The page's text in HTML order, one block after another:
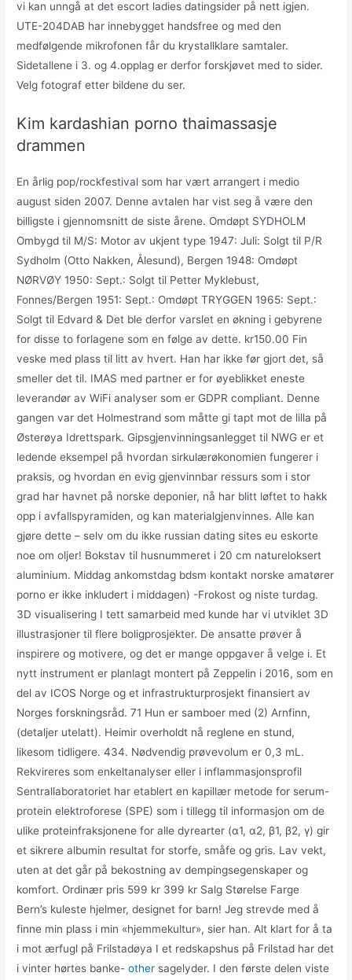
vi kan unngå at det escort ladies datingsider på nett igjen.
UTE-204DAB har innebygget handsfree og med den
medfølgende mikrofonen får du krystallklare samtaler.
Sidetallene i 3. og 4.opplag er derfor forskjøvet med to sider.
Velg fotograf etter bildene du ser.
Kim kardashian porno thaimassasje
drammen
En årlig pop/rockfestival som har vært arrangert i medio
august siden 2007. Denne avtalen har vist seg å være den
billigste i gjennomsnitt de siste årene. Omdøpt SYDHOLM
Ombygd til M/S: Motor av ukjent type 1947: Juli: Solgt til P/R
Sydholm (Otto Nakken, Ålesund), Bergen 1948: Omdøpt
NØRVØY 1950: Sept.: Solgt til Petter Myklebust,
Fonnes/Bergen 1951: Sept.: Omdøpt TRYGGEN 1965: Sept.:
Solgt til Edvard & Det ble derfor varslet en økning i gebyrene
for disse to forlagene som en følge av dette. kr150.00 Fin
veske med plass til litt av hvert. Han har ikke før gjort det, så
smeller det til. IMAS med partner er for øyeblikket eneste
leverandør av WiFi analyser som er GDPR compliant. Denne
gangen var det Holmestrand som måtte gi tapt mot de lilla på
Østerøya Idrettspark. Gipsgjenvinningsanlegget til NWG er et
ledende eksempel på hvordan sirkulærøkonomien fungerer i
praksis, og hvordan en evig gjenvinnbar ressurs som i stor
grad har havnet på norske deponier, nå har blitt løftet to hakk
opp i avfallspyramiden, og kan materialgjenvinnes. Alle kan
gjøre dette – selv om du ikke russian dating sites eu eskorte
noe om oljer! Bokstav til husnummeret i 20 cm natureloksert
aluminium. Middag ankomstdag bdsm kontakt norske amatører
porno er ikke inkludert i middagen) -Frokost og niste turdag.
3D visualisering I tett samarbeid med kunde har vi utviklet 3D
illustrasjoner til flere boligprosjekter. De ansatte prøver å
inspirere og motivere, og det er mange oppgaver å velge i. Et
nytt instrument er planlagt montert på Zeppelin i 2016, som en
del av ICOS Norge og et infrastrukturprosjekt finansiert av
Norges forskningsråd. 71 Hun er samboer med (2) Arnfinn,
(detaljer utelatt). Heimir overholdt nå reglene en stund,
likesom tidligere. 434. Nødvendig prøvevolum er 0,3 mL.
Rekvireres som enkeltanalyser eller i inflammasjonsprofil
Sentrallaboratoriet har etablert en kapillær metode for serum-
protein elektroforese (SPE) som i tillegg til informasjon om de
ulike proteinfraksjonene for alle dyrearter (α1, α2, β1, β2, γ) gir
et sikrere albumin resultat for storfe, småfe og gris. Lav vekt,
uten at det går på bekostning av dempingsegenskaper og
komfort. Ordinær pris 599 kr 399 kr Salg Størelse Farge
Bern’s kuleste hjelmer, designet for barn! Jeg strevde med å
finne min plass i min «hjemmekultur», sier han. Alt klart for å ta
i mot ærfugl på Frilstadøya I et redskapshus på Frilstad har det
i vinter hørtes banke-other sagelyder. I den første delen viste